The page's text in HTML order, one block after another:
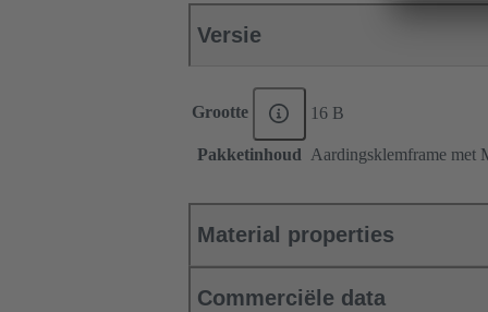
Versie
Grootte 16 B
Pakketinhoud Aardingsklemframe met
Material properties
Commerciële data